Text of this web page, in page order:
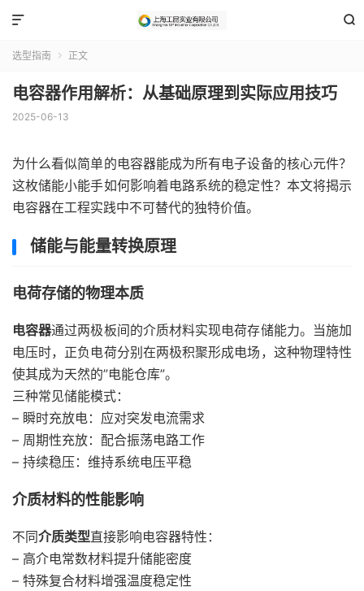


选型指南  正文
电容器作用解析：从基础原理到实际应用技巧
2025-06-13
为什么看似简单的电容器能成为所有电子设备的核心元件？
这枚储能小能手如何影响着电路系统的稳定性？本文将揭示
电容器在工程实践中不可替代的独特价值。
储能与能量转换原理
电荷存储的物理本质
电容器通过两极板间的介质材料实现电荷存储能力。当施加
电压时，正负电荷分别在两极积聚形成电场，这种物理特性
使其成为天然的”电能仓库”。
三种常见储能模式：
– 瞬时充放电：应对突发电流需求
– 周期性充放：配合振荡电路工作
– 持续稳压：维持系统电压平稳
介质材料的性能影响
不同介质类型直接影响电容器特性：
– 高介电常数材料提升储能密度
– 特殊复合材料增强温度稳定性